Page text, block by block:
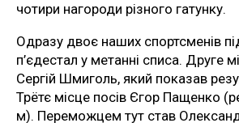
чотири нагороди різного гатунку.
Одразу двоє наших спортсменів
п’єдестал у метанні списа. Друге
Сергій Шмиголь, який показав
Трётє місце посів Єгор Пащенко
м). Переможцем тут став